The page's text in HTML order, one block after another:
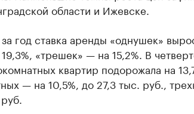
области и Ижевске.
год ставка аренды «однушек»
«трешек» — на 15,2%. В
квартир подорожала на
— на 10,5%, до 27,3 тыс. руб.,